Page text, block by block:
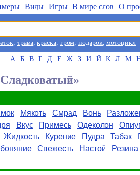
Виды Игры В мире слов О
, трава, краска, гром, подарок, мотоцикл
А Б В Г Д Е Ж З И Й К Л М
Мякоть Смрад Вонь
Вкус Примесь Одеколон
Жидкость Курение Пудра Табак
Свежесть Настой Резина